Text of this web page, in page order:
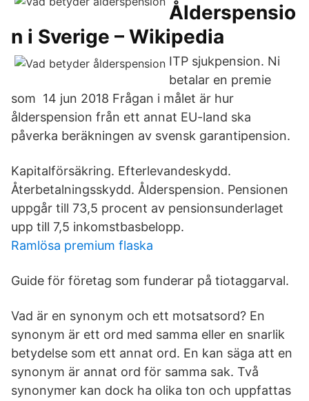
Ålderspensio
n i Sverige – Wikipedia
ITP sjukpension. Ni
betalar en premie
som 14 jun 2018 Frågan i målet är hur
ålderspension från ett annat EU-land ska
påverka beräkningen av svensk garantipension.
Kapitalförsäkring. Efterlevandeskydd.
Återbetalningsskydd. Ålderspension. Pensionen
uppgår till 73,5 procent av pensionsunderlaget
upp till 7,5 inkomstbasbelopp.
Ramlösa premium flaska
Guide för företag som funderar på tiotaggarval.
Vad är en synonym och ett motsatsord? En
synonym är ett ord med samma eller en snarlik
betydelse som ett annat ord. En kan säga att en
synonym är annat ord för samma sak. Två
synonymer kan dock ha olika ton och uppfattas